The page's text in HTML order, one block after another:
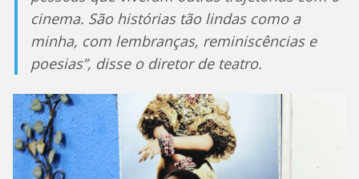
cinema. São histórias tão lindas como a
minha, com lembranças, reminiscências e
poesias”, disse o diretor de teatro.